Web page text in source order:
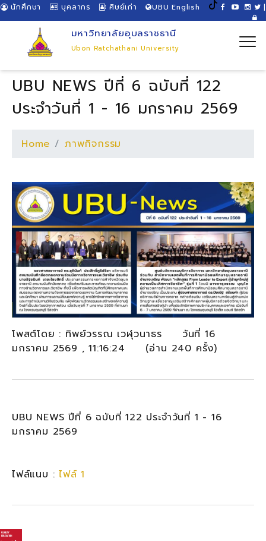
นักศึกษา บุคลากร ศิษย์เก่า UBU English |
มหาวิทยาลัยอุบลราชธานี
Ubon Ratchathani University
UBU NEWS ปีที่ 6 ฉบับที่ 122
ประจำวันที่ 1 - 16 มกราคม 2569
Home ภาพกิจกรรม
โพสต์โดย : ทิพย์วรรณ เวฬุวนาธร วันที่ 16
มกราคม 2569 , 11:16:24 (อ่าน 240 ครั้ง)
UBU NEWS ปีที่ 6 ฉบับที่ 122 ประจำวันที่ 1 - 16
มกราคม 2569
ไฟล์แนบ :ไฟล์ 1